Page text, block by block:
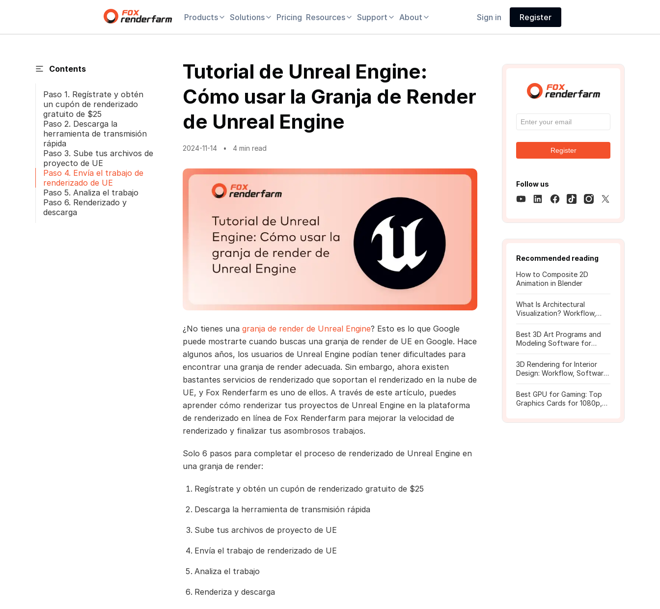
Products Solutions Pricing Resources Support About Sign in Register
Contents
Paso 1. Regístrate y obtén
un cupón de renderizado
gratuito de $25
Paso 2. Descarga la
herramienta de transmisión
rápida
Paso 3. Sube tus archivos de
proyecto de UE
Paso 4. Envía el trabajo de
renderizado de UE
Paso 5. Analiza el trabajo
Paso 6. Renderizado y
descarga
Tutorial de Unreal Engine:
Cómo usar la Granja de Render
de Unreal Engine
2024-11-14 4 min read
¿No tienes una granja de render de Unreal Engine? Esto es lo que Google
puede mostrarte cuando buscas una granja de render de UE en Google. Hace
algunos años, los usuarios de Unreal Engine podían tener dificultades para
encontrar una granja de render adecuada. Sin embargo, ahora existen
bastantes servicios de renderizado que soportan el renderizado en la nube de
UE, y Fox Renderfarm es uno de ellos. A través de este artículo, puedes
aprender cómo renderizar tus proyectos de Unreal Engine en la plataforma
de renderizado en línea de Fox Renderfarm para mejorar la velocidad de
renderizado y finalizar tus asombrosos trabajos.
Solo 6 pasos para completar el proceso de renderizado de Unreal Engine en
una granja de render:
Regístrate y obtén un cupón de renderizado gratuito de $25
Descarga la herramienta de transmisión rápida
Sube tus archivos de proyecto de UE
Envía el trabajo de renderizado de UE
Analiza el trabajo
Renderiza y descarga
Register
Follow us
Recommended reading
How to Composite 2D
Animation in Blender
What Is Architectural
Visualization? Workflow,
Best 3D Art Programs and
Modeling Software for
3D Rendering for Interior
Design: Workflow, Software,
Best GPU for Gaming: Top
Graphics Cards for 1080p,